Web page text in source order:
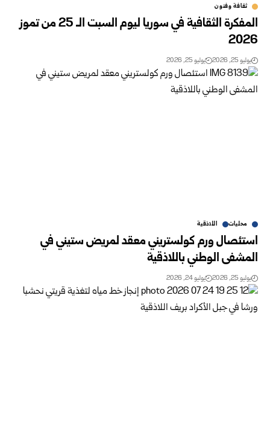
ثقافة وفنون
المفكرة الثقافية في سوريا ليوم السبت الـ 25 من تموز
2026
يوليو 25, 2026 يوليو 25, 2026
محليات اللاذقية
استئصال ورم كولستريني معقد لمريض ستيني في
المشفى الوطني باللاذقية
يوليو 25, 2026 يوليو 24, 2026